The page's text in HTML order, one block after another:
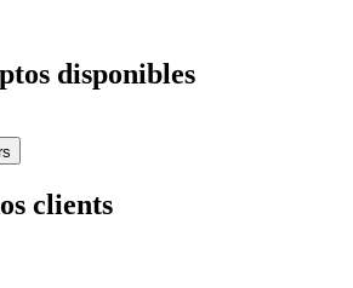
disponibles
clients